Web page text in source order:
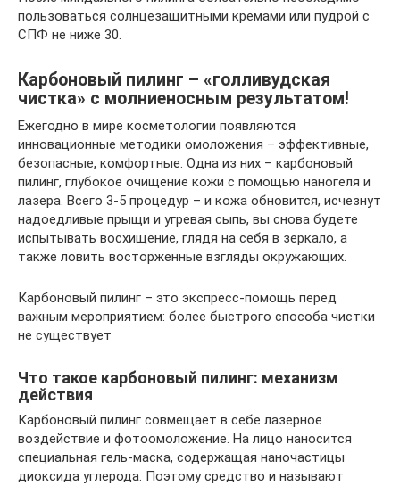
пользоваться солнцезащитными кремами или пудрой с
СПФ не ниже 30.
Карбоновый пилинг – «голливудская
чистка» с молниеносным результатом!
Ежегодно в мире косметологии появляются
инновационные методики омоложения – эффективные,
безопасные, комфортные. Одна из них – карбоновый
пилинг, глубокое очищение кожи с помощью наногеля и
лазера. Всего 3-5 процедур – и кожа обновится, исчезнут
надоедливые прыщи и угревая сыпь, вы снова будете
испытывать восхищение, глядя на себя в зеркало, а
также ловить восторженные взгляды окружающих.
Карбоновый пилинг – это экспресс-помощь перед
важным мероприятием: более быстрого способа чистки
не существует
Что такое карбоновый пилинг: механизм
действия
Карбоновый пилинг совмещает в себе лазерное
воздействие и фотоомоложение. На лицо наносится
специальная гель-маска, содержащая наночастицы
диоксида углерода. Поэтому средство и называют